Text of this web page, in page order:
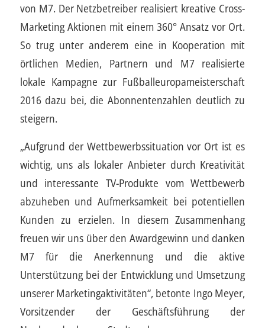
von M7. Der Netzbetreiber realisiert kreative Cross-
Marketing Aktionen mit einem 360° Ansatz vor Ort.
So trug unter anderem eine in Kooperation mit
örtlichen Medien, Partnern und M7 realisierte
lokale Kampagne zur Fußballeuropameisterschaft
2016 dazu bei, die Abonnentenzahlen deutlich zu
steigern.
„Aufgrund der Wettbewerbssituation vor Ort ist es
wichtig, uns als lokaler Anbieter durch Kreativität
und interessante TV-Produkte vom Wettbewerb
abzuheben und Aufmerksamkeit bei potentiellen
Kunden zu erzielen. In diesem Zusammenhang
freuen wir uns über den Awardgewinn und danken
M7 für die Anerkennung und die aktive
Unterstützung bei der Entwicklung und Umsetzung
unserer Marketingaktivitäten“, betonte Ingo Meyer,
Vorsitzender der Geschäftsführung der